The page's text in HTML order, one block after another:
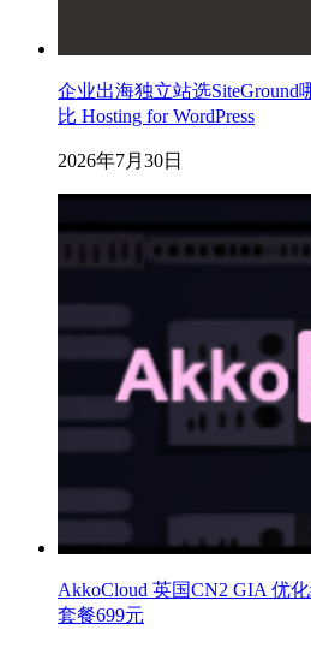
企业出海独立站选SiteGround
比 Hosting for WordPress
2026年7月30日
AkkoCloud 英国CN2 GIA 优
套餐699元